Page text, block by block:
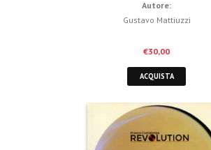
Autore:
Gustavo Mattiuzzi
€30,00
ACQUISTA